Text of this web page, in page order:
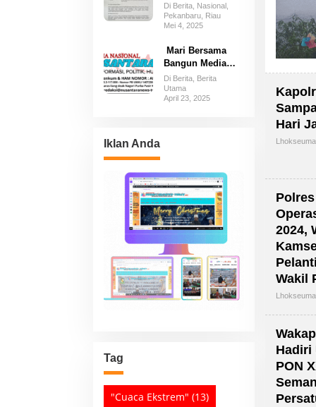
Dilaporkan Hilang
dari Pondok
Pesantren di
Di Berita, Nasional,
Pekanbaru, Riau
Mei 4, 2025
️ Mari Bersama
Bangun Media
Rakyat yang Kuat,
Independen, dan
Berintegritas!
Di Berita, Berita
Utama
April 23, 2025
Iklan Anda
Tag
"Cuaca Ekstrem" (13)
Hari
2024,
Wakil
Hadiri
PON